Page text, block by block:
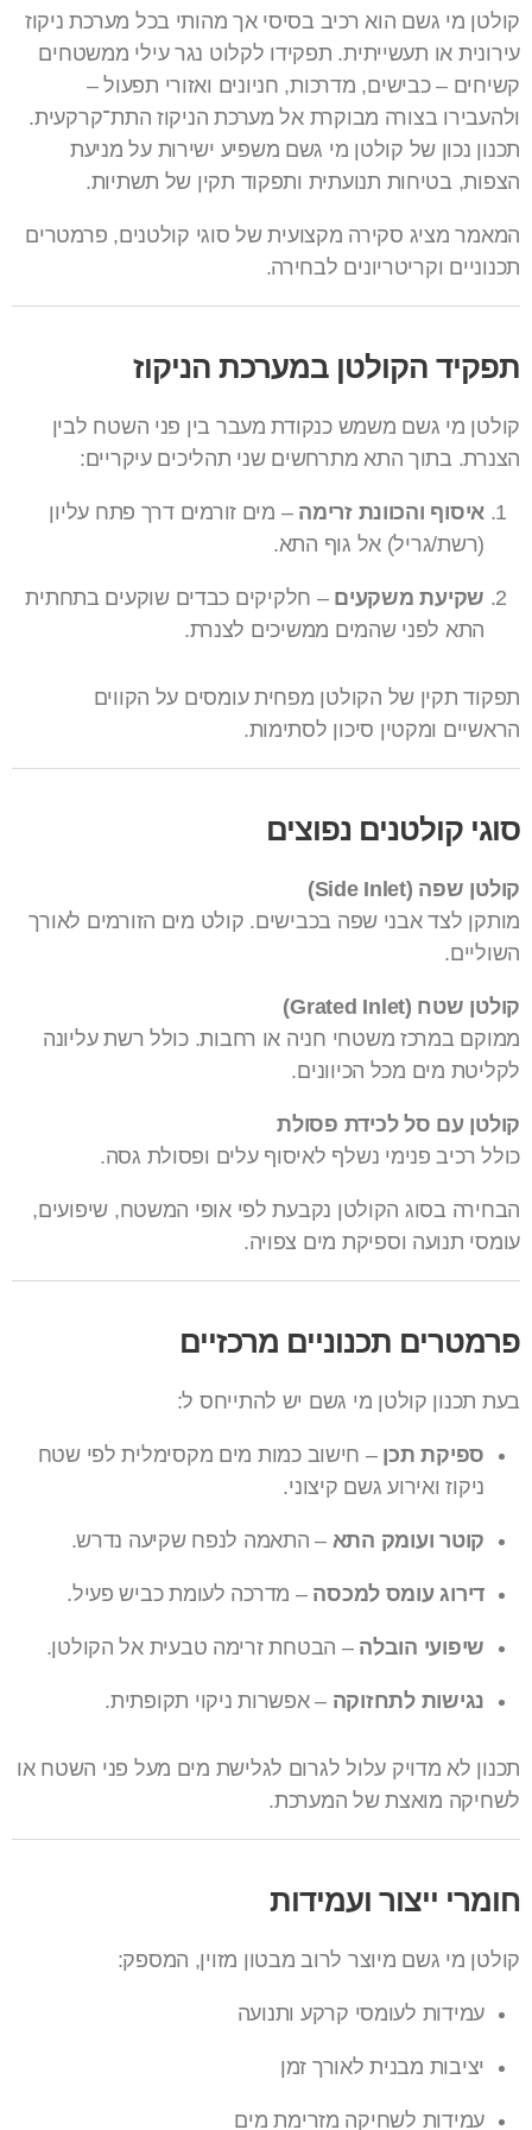
קולטן מי גשם הוא רכיב בסיסי אך מהותי בכל מערכת ניקוז
עירונית או תעשייתית. תפקידו לקלוט נגר עילי ממשטחים
קשיחים – כבישים, מדרכות, חניונים ואזורי תפעול –
ולהעבירו בצורה מבוקרת אל מערכת הניקוז התת־קרקעית.
תכנון נכון של קולטן מי גשם משפיע ישירות על מניעת
הצפות, בטיחות תנועתית ותפקוד תקין של תשתיות.
המאמר מציג סקירה מקצועית של סוגי קולטנים, פרמטרים
תכנוניים וקריטריונים לבחירה.
תפקיד הקולטן במערכת הניקוז
קולטן מי גשם משמש כנקודת מעבר בין פני השטח לבין
הצנרת. בתוך התא מתרחשים שני תהליכים עיקריים:
איסוף והכוונת זרימה – מים זורמים דרך פתח עליון
(רשת/גריל) אל גוף התא.
שקיעת משקעים – חלקיקים כבדים שוקעים בתחתית
התא לפני שהמים ממשיכים לצנרת.
תפקוד תקין של הקולטן מפחית עומסים על הקווים
הראשיים ומקטין סיכון לסתימות.
סוגי קולטנים נפוצים
קולטן שפה (Side Inlet)
מותקן לצד אבני שפה בכבישים. קולט מים הזורמים לאורך
השוליים.
קולטן שטח (Grated Inlet)
ממוקם במרכז משטחי חניה או רחבות. כולל רשת עליונה
לקליטת מים מכל הכיוונים.
קולטן עם סל לכידת פסולת
כולל רכיב פנימי נשלף לאיסוף עלים ופסולת גסה.
הבחירה בסוג הקולטן נקבעת לפי אופי המשטח, שיפועים,
עומסי תנועה וספיקת מים צפויה.
פרמטרים תכנוניים מרכזיים
בעת תכנון קולטן מי גשם יש להתייחס ל:
ספיקת תכן – חישוב כמות מים מקסימלית לפי שטח
ניקוז ואירוע גשם קיצוני.
קוטר ועומק התא – התאמה לנפח שקיעה נדרש.
דירוג עומס למכסה – מדרכה לעומת כביש פעיל.
שיפועי הובלה – הבטחת זרימה טבעית אל הקולטן.
נגישות לתחזוקה – אפשרות ניקוי תקופתית.
תכנון לא מדויק עלול לגרום לגלישת מים מעל פני השטח או
לשחיקה מואצת של המערכת.
חומרי ייצור ועמידות
קולטן מי גשם מיוצר לרוב מבטון מזוין, המספק:
עמידות לעומסי קרקע ותנועה
יציבות מבנית לאורך זמן
עמידות לשחיקה מזרימת מים